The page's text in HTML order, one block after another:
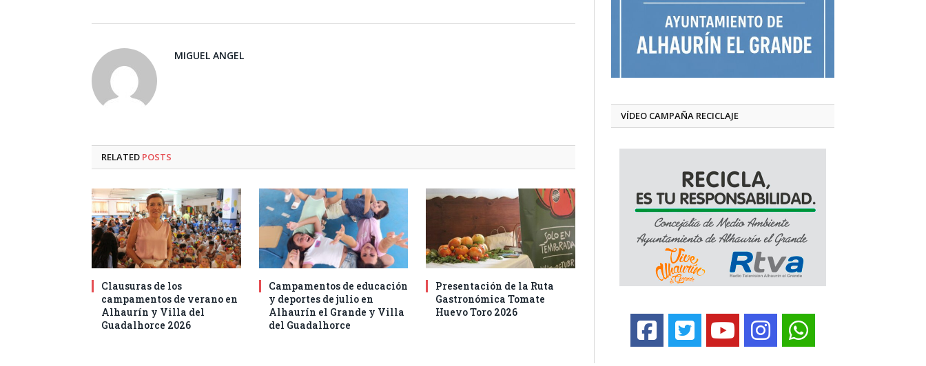
MIGUEL ANGEL
RELATED POSTS
Clausuras de los
campamentos de verano en
Alhaurín y Villa del
Guadalhorce 2026
Campamentos de educación
y deportes de julio en
Alhaurín el Grande y Villa
del Guadalhorce
Presentación de la Ruta
Gastronómica Tomate
Huevo Toro 2026
VÍDEO CAMPAÑA RECICLAJE